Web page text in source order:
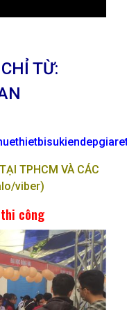
TỪ:
TPHCM VÀ CÁC
viber)
công